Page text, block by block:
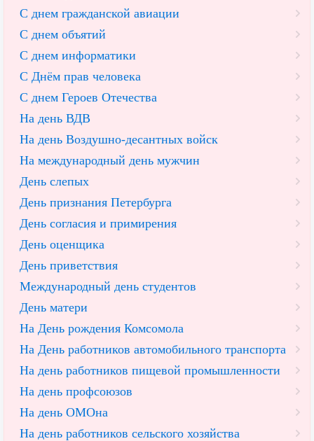
С днем гражданской авиации
С днем объятий
С днем информатики
С Днём прав человека
С днем Героев Отечества
На день ВДВ
На день Воздушно-десантных войск
На международный день мужчин
День слепых
День признания Петербурга
День согласия и примирения
День оценщика
День приветствия
Международный день студентов
День матери
На День рождения Комсомола
На День работников автомобильного транспорта
На день работников пищевой промышленности
На день профсоюзов
На день ОМОна
На день работников сельского хозяйства